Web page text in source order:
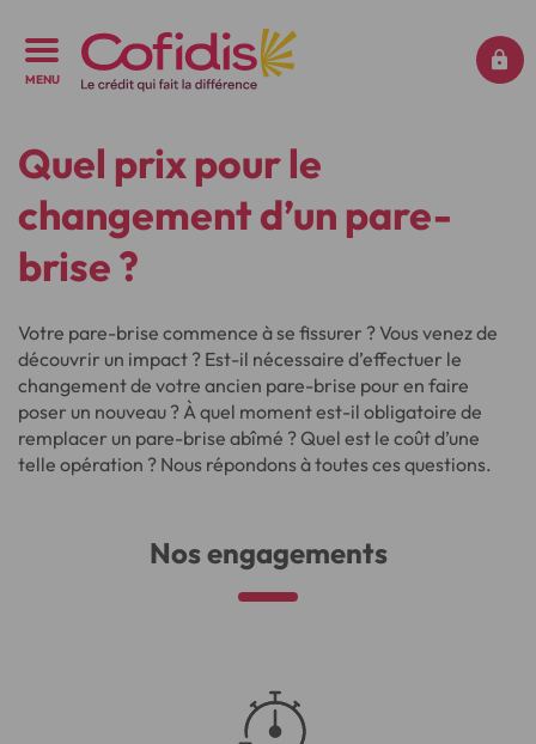
MENU
Quel prix pour le
changement d’un pare-
brise ?
Votre pare-brise commence à se fissurer ? Vous venez de
découvrir un impact ? Est-il nécessaire d’effectuer le
changement de votre ancien pare-brise pour en faire
poser un nouveau ? À quel moment est-il obligatoire de
remplacer un pare-brise abîmé ? Quel est le coût d’une
telle opération ? Nous répondons à toutes ces questions.
Nos engagements